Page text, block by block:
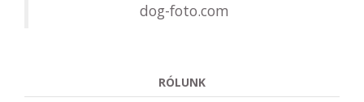
dog-foto.com
RÓLUNK